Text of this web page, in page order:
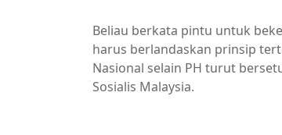
Beliau berkata pintu untuk
harus berlandaskan prinsip
Nasional selain PH turut
Sosialis Malaysia.